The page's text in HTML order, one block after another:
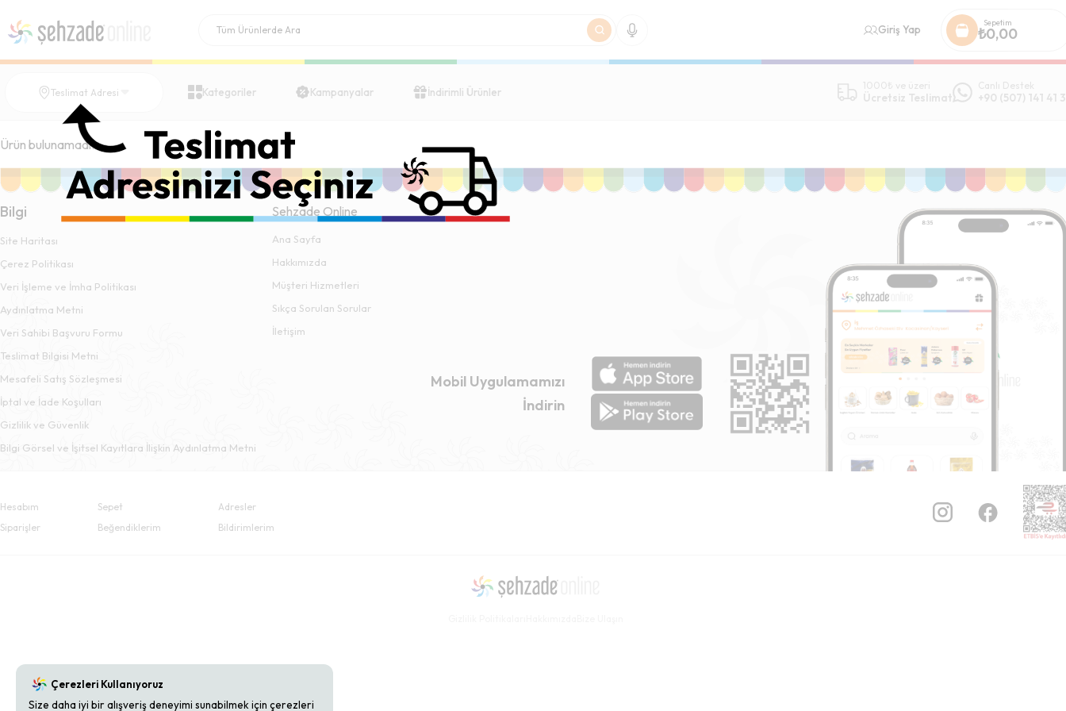
Giriş Yap
Sepetim
₺0,00
Teslimat Adresi Kategoriler Kampanyalar İndirimli Ürünler 1000₺ ve üzeri
Ücretsiz Teslimat
Canlı Destek
+90 (507) 141 41
Ürün bulunamadı.
Bilgi
Site Haritası
Çerez Politikası
Veri İşleme ve İmha Politikası
Aydınlatma Metni
Veri Sahibi Başvuru Formu
Teslimat Bilgisi Metni
Mesafeli Satış Sözleşmesi
İptal ve İade Koşulları
Gizlilik ve Güvenlik
Bilgi Görsel ve İşitsel Kayıtlara İlişkin Aydınlatma Metni
Şehzade Online
Ana Sayfa
Hakkımızda
Müşteri Hizmetleri
Sıkça Sorulan Sorular
İletişim
Mobil Uygulamamızı
İndirin
Hesabım
Siparişler
Sepet
Beğendiklerim
Adresler
Bildirimlerim
Çerezleri Kullanıyoruz
Size daha iyi bir alışveriş deneyimi sunabilmek için çerezleri